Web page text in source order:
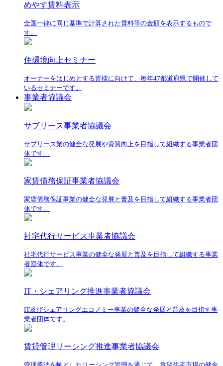
めやす賃料表示
全国一律に同じ基準で計算された賃料等の金額を表示するもので
す。
住環境向上セミナー
オーナーをはじめとする皆様に向けて、毎年47都道府県で開催して
いるセミナーです。
事業者協議会
サブリース事業者協議会
サブリース業の健全な発展や資質向上を目指して組織する事業者団
体です。
家賃債務保証事業者協議会
家賃債務保証事業の健全な発展と普及を目指して組織する事業者団
体です。
社宅代行サービス事業者協議会
社宅代行サービス事業の健全な発展と普及を目指して組織する事業
者団体です。
IT・シェアリング推進事業者協議会
IT及びシェアリングエコノミー事業の健全な発展と普及を目指す事
業者団体です。
賃貸管理リーシング推進事業者協議会